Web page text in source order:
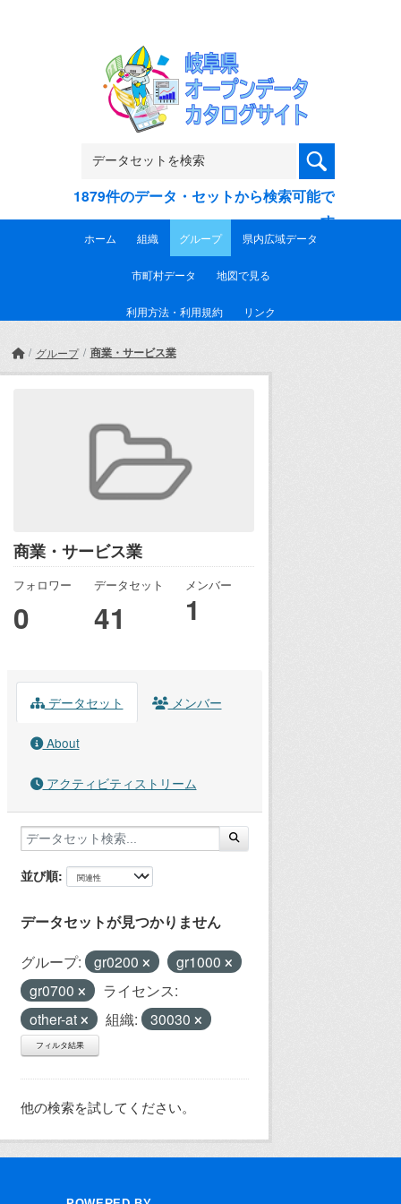
1879件のデータ・セットから検索可能で
す
ホーム 組織 グループ 県内広域データ
市町村データ 地図で見る
利用方法・利用規約 リンク
グループ 商業・サービス業
商業・サービス業
フォロワー
0
データセット
41
メンバー
1
データセット メンバー
About
アクティビティストリーム
並び順
データセットが見つかりません
グループ: gr0200
gr1000
gr0700
ライセンス:
other-at
組織: 30030
フィルタ結果
他の検索を試してください。